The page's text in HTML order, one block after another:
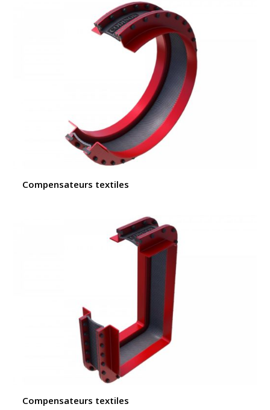
Compensateurs textiles
Compensateurs textiles